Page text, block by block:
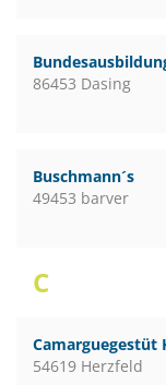
86453 Dasing
Buschmann´s
49453 barver
C
Camarguegestüt
54619 Herzfeld